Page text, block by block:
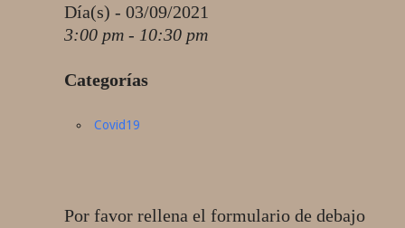
Día(s) - 03/09/2021
3:00 pm - 10:30 pm
Categorías
Covid19
Por favor rellena el formulario de debajo